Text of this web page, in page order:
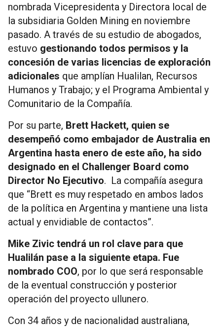
nombrada Vicepresidenta y Directora local de
la subsidiaria Golden Mining en noviembre
pasado. A través de su estudio de abogados,
estuvo gestionando todos permisos y la
concesión de varias licencias de exploración
adicionales que amplían Hualilan, Recursos
Humanos y Trabajo; y el Programa Ambiental y
Comunitario de la Compañía.
Por su parte, Brett Hackett, quien se
desempeñó como embajador de Australia en
Argentina hasta enero de este año, ha sido
designado en el Challenger Board como
Director No Ejecutivo. La compañía asegura
que “Brett es muy respetado en ambos lados
de la política en Argentina y mantiene una lista
actual y envidiable de contactos”.
Mike Zivic tendrá un rol clave para que
Hualilán pase a la siguiente etapa. Fue
nombrado COO, por lo que será responsable
de la eventual construcción y posterior
operación del proyecto ullunero.
Con 34 años y de nacionalidad australiana,